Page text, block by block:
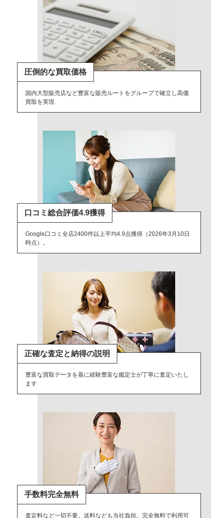
圧倒的な買取価格
国内大型販売店など豊富な販売ルートをグループで確立し高価
買取を実現
口コミ総合評価4.9獲得
Google口コミ全店2400件以上平均4.9点獲得（2026年3月10日
時点）。
正確な査定と納得の説明
豊富な買取データを基に経験豊富な鑑定士が丁寧に査定いたし
ます
手数料完全無料
査定料など一切不要。送料なども当社負担。完全無料で利用可